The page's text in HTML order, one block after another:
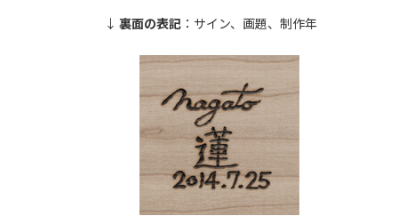
↓ 裏面の表記 ：サイン、画題、制作年